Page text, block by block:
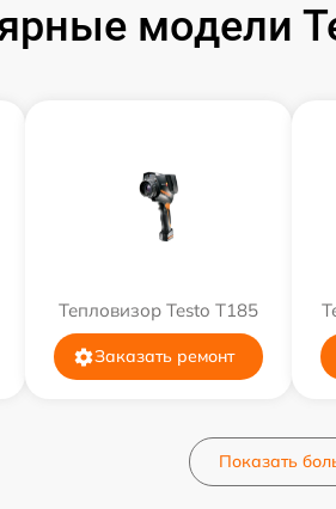
модели
Тепловизор Testo T185
Заказать ремонт
Показать